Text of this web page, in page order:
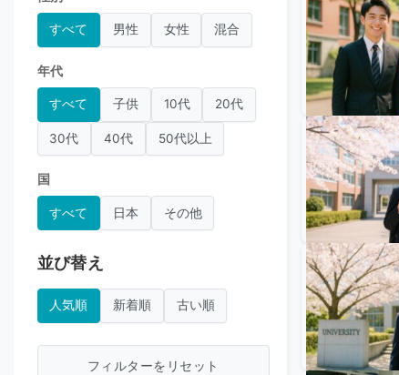
すべて 男性 女性 混合
年代
すべて 子供 10代 20代
30代 40代 50代以上
国
すべて 日本 その他
並び替え
人気順 新着順 古い順
フィルターをリセット